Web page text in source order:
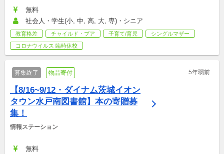
無料
社会人・学生(小, 中, 高, 大, 専)・シニア
教育格差 チャイルド・プア 子育て/育児
シングルマザー
コロナウイルス 臨時休校
募集終了 物品寄付 5年弱前
【8/16~9/12・ダイナム茨城イオン
タウン水戸南図書館】本の寄贈募
集！
情報ステーション
無料